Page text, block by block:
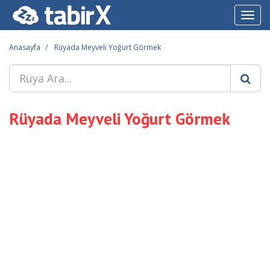
Anasayfa Rüyada Meyveli Yoğurt Görmek
Rüyada Meyveli Yoğurt Görmek